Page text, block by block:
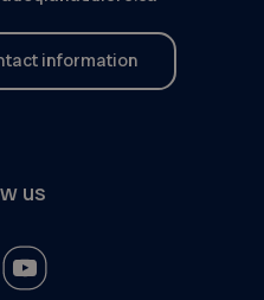
information
us